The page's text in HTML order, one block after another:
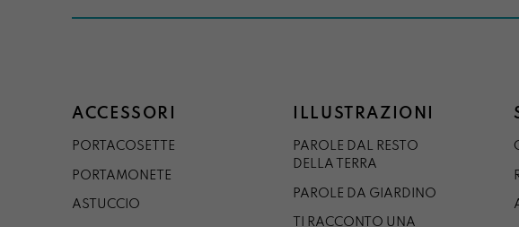
ACCESSORI
PORTACOSETTE
PORTAMONETE
ASTUCCIO
ILLUSTRAZIONI
PAROLE DAL RESTO
DELLA TERRA
PAROLE DA GIARDINO
TI RACCONTO UNA